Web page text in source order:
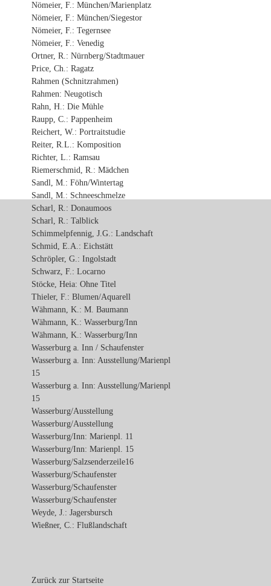
Nömeier, F.: München/Marienplatz
Nömeier, F.: München/Siegestor
Nömeier, F.: Tegernsee
Nömeier, F.: Venedig
Ortner, R.: Nürnberg/Stadtmauer
Price, Ch.: Ragatz
Rahmen (Schnitzrahmen)
Rahmen: Neugotisch
Rahn, H.: Die Mühle
Raupp, C.: Pappenheim
Reichert, W.: Portraitstudie
Reiter, R.L.: Komposition
Richter, L.: Ramsau
Riemerschmid, R.: Mädchen
Sandl, M.: Föhn/Wintertag
Sandl, M.: Schneeschmelze
Scharl, R.: Donaumoos
Scharl, R.: Talblick
Schimmelpfennig, J.G.: Landschaft
Schmid, E.A.: Eichstätt
Schröpler, G.: Ingolstadt
Schwarz, F.: Locarno
Stöcke, Heia: Ohne Titel
Thieler, F.: Blumen/Aquarell
Wähmann, K.: M. Baumann
Wähmann, K.: Wasserburg/Inn
Wähmann, K.: Wasserburg/Inn
Wasserburg a. Inn / Schaufenster
Wasserburg a. Inn: Ausstellung/Marienpl
15
Wasserburg a. Inn: Ausstellung/Marienpl
15
Wasserburg/Ausstellung
Wasserburg/Ausstellung
Wasserburg/Inn: Marienpl. 11
Wasserburg/Inn: Marienpl. 15
Wasserburg/Salzsenderzeile16
Wasserburg/Schaufenster
Wasserburg/Schaufenster
Wasserburg/Schaufenster
Weyde, J.: Jagersbursch
Wießner, C.: Flußlandschaft
Zurück zur Startseite